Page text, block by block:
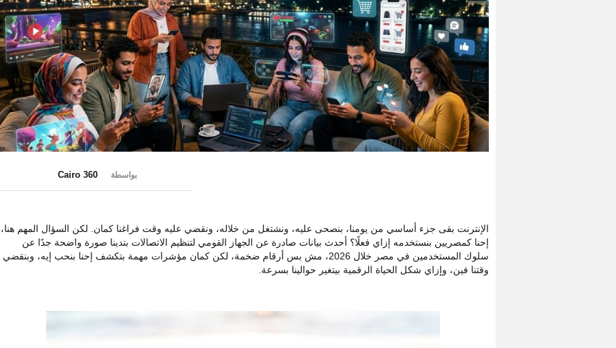
بواسطة Cairo 360
الإنترنت بقى جزء أساسي من يومنا، بنصحى عليه، ونشتغل من خلاله، ونقضي عليه وقت فراغنا كمان. لكن السؤال المهم هنا،
إحنا كمصريين بنستخدمه إزاي فعلًا؟ أحدث بيانات صادرة عن الجهاز القومي لتنظيم الاتصالات بتدينا صورة واضحة جدًا عن
سلوك المستخدمين في مصر خلال 2026، مش بس أرقام ضخمة، لكن كمان مؤشرات مهمة بتكشف إحنا بنحب إيه، وبنقضي
وقتنا فين، وإزاي شكل الحياة الرقمية بيتغير حوالينا بسرعة.